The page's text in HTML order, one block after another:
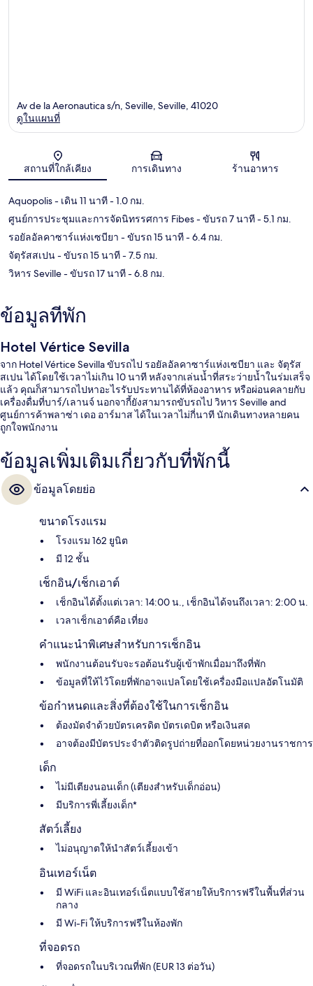
แผนที่
Av de la Aeronautica s/n, Seville, Seville, 41020
ดูในแผนที่
สถานที่ใกล้เคียง การเดินทาง ร้านอาหาร
Aquopolis- เดิน 11 นาที- 1.0 กม.
ศูนย์การประชุมและการจัดนิทรรศการ Fibes- ขับรถ 7 นาที- 5.1 กม.
รอยัลอัลคาซาร์แห่งเซบียา - ขับรถ 15 นาที- 6.4 กม.
จัตุรัสสเปน- ขับรถ 15 นาที- 7.5 กม.
วิหาร Seville- ขับรถ 17 นาที- 6.8 กม.
ข้อมูลที่พัก
Hotel Vértice Sevilla
จาก Hotel Vértice Sevilla ขับรถไป รอยัลอัลคาซาร์แห่งเซบียา และ จัตุรัส
สเปน ได้โดยใช้เวลาไม่เกิน 10 นาที หลังจากเล่นน้ำที่สระว่ายน้ำในร่มเสร็จ
แล้ว คุณก็สามารถไปหาอะไรรับประทานได้ที่ห้องอาหาร หรือผ่อนคลายกับ
เครื่องดื่มที่บาร์/เลานจ์ นอกจากี้ยังสามารถขับรถไป วิหาร Seville and
ศูนย์การค้าพลาซ่า เดอ อาร์มาส ได้ในเวลาไม่กี่นาที นักเดินทางหลายคน
ถูกใจพนักงาน
ข้อมูลเพิ่มเติมเกี่ยวกับที่พักนี้
ข้อมูลโดยย่อ
ขนาดโรงแรม
โรงแรม 162 ยูนิต
มี 12 ชั้น
เช็กอิน/เช็กเอาต์
เช็กอินได้ตั้งแต่เวลา: 14:00 น., เช็กอินได้จนถึงเวลา: 2:00 น.
เวลาเช็กเอาต์คือ เที่ยง
คำแนะนำพิเศษสำหรับการเช็กอิน
พนักงานต้อนรับจะรอต้อนรับผู้เข้าพักเมื่อมาถึงที่พัก
ข้อมูลที่ให้ไว้โดยที่พักอาจแปลโดยใช้เครื่องมือแปลอัตโนมัติ
ข้อกำหนดและสิ่งที่ต้องใช้ในการเช็กอิน
ต้องมัดจำด้วยบัตรเครดิต บัตรเดบิต หรือเงินสด
อาจต้องมีบัตรประจำตัวติดรูปถ่ายที่ออกโดยหน่วยงานราชการ
เด็ก
ไม่มีเตียงนอนเด็ก (เตียงสำหรับเด็กอ่อน)
มีบริการพี่เลี้ยงเด็ก*
สัตว์เลี้ยง
ไม่อนุญาตให้นำสัตว์เลี้ยงเข้า
อินเทอร์เน็ต
มี WiFi และอินเทอร์เน็ตแบบใช้สายให้บริการฟรีในพื้นที่ส่วน
กลาง
มี Wi-Fi ให้บริการฟรีในห้องพัก
ที่จอดรถ
ที่จอดรถในบริเวณที่พัก (EUR 13 ต่อวัน)